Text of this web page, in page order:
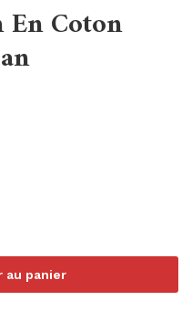
En Coton
au panier